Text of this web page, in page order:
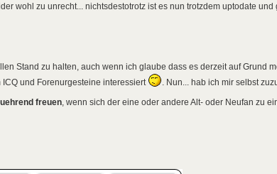
wohl zu unrecht... nichtsdestotrotz ist es nun trotzdem uptodate und
Stand zu halten, auch wenn ich glaube dass es derzeit auf Grund
und Forenurgesteine interessiert
. Nun... hab ich mir selbst
freuen, wenn sich der eine oder andere Alt- oder Neufan zu